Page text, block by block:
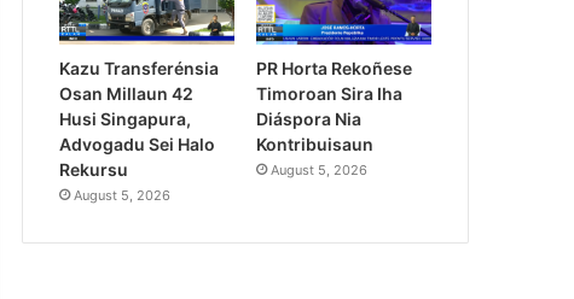
Kazu Transferénsia
Osan Millaun 42
Husi Singapura,
Advogadu Sei Halo
Rekursu
August 5, 2026
PR Horta Rekoñese
Timoroan Sira Iha
Diáspora Nia
Kontribuisaun
August 5, 2026